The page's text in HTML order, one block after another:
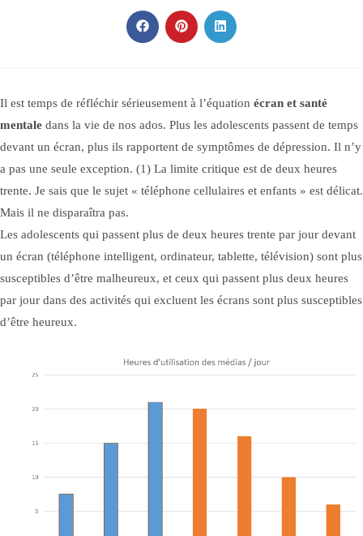
Ouvrir
dans
Ouvrir
dans
Ouvrir
dans
Il est temps de réfléchir sérieusement à l’équation écran et santé
mentale dans la vie de nos ados. Plus les adolescents passent de temps
devant un écran, plus ils rapportent de symptômes de dépression. Il n’y
a pas une seule exception. (1) La limite critique est de deux heures
trente. Je sais que le sujet « téléphone cellulaires et enfants » est délicat.
Mais il ne disparaîtra pas.
Les adolescents qui passent plus de deux heures trente par jour devant
un écran (téléphone intelligent, ordinateur, tablette, télévision) sont plus
susceptibles d’être malheureux, et ceux qui passent plus deux heures
par jour dans des activités qui excluent les écrans sont plus susceptibles
d’être heureux.